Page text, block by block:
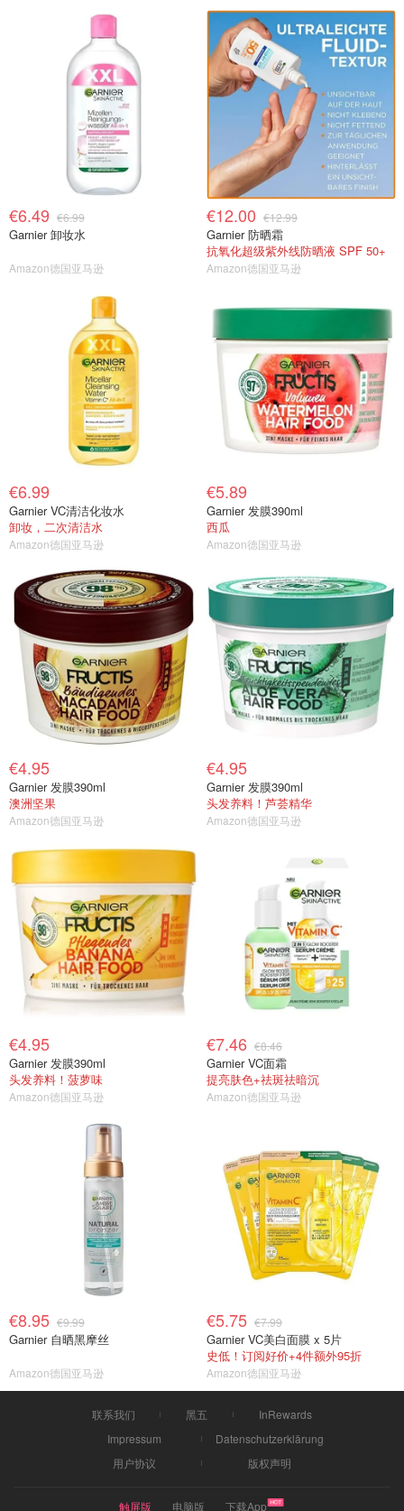
€6.49 €6.99
Garnier 卸妆水
Amazon德国亚马逊
€12.00 €12.99
Garnier 防晒霜
抗氧化超级紫外线防晒液 SPF 50+
Amazon德国亚马逊
€6.99
Garnier VC清洁化妆水
卸妆，二次清洁水
Amazon德国亚马逊
€5.89
Garnier 发膜390ml
西瓜
Amazon德国亚马逊
€4.95
Garnier 发膜390ml
澳洲坚果
Amazon德国亚马逊
€4.95
Garnier 发膜390ml
头发养料！芦荟精华
Amazon德国亚马逊
€4.95
Garnier 发膜390ml
头发养料！菠萝味
Amazon德国亚马逊
€7.46 €8.46
Garnier VC面霜
提亮肤色+祛斑祛暗沉
Amazon德国亚马逊
€8.95 €9.99
Garnier 自晒黑摩丝
Amazon德国亚马逊
€5.75 €7.99
Garnier VC美白面膜 x 5片
史低！订阅好价+4件额外95折
Amazon德国亚马逊
联系我们 黑五
InRewards
Impressum
Datenschutzerklärung
用户协议
版权声明
触屏版 电脑版 下载App